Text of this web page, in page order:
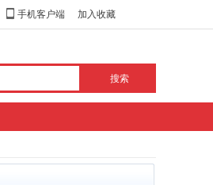
手机客户端 加入收藏